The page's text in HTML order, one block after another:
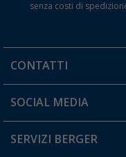
senza costi di
CONTATTI
Orari di apertura del servizio:
Hai una domanda?
SOCIAL MEDIA
SERVIZI BERGER